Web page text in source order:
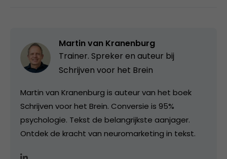
Martin van Kranenburg
Trainer. Spreker en auteur bij
Schrijven voor het Brein
Martin van Kranenburg is auteur van het boek
Schrijven voor het Brein. Conversie is 95%
psychologie. Tekst de belangrijkste aanjager.
Ontdek de kracht van neuromarketing in tekst.